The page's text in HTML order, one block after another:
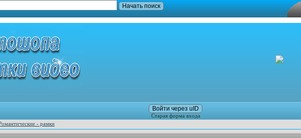
Войти через uID
Старая форма входа
- рамки